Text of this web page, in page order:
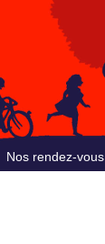
Nos rendez-vous